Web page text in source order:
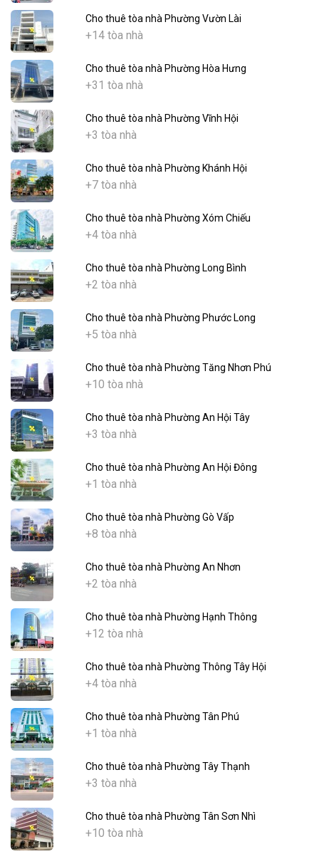
Cho thuê tòa nhà Phường Vườn Lài
+14 tòa nhà
Cho thuê tòa nhà Phường Hòa Hưng
+31 tòa nhà
Cho thuê tòa nhà Phường Vĩnh Hội
+3 tòa nhà
Cho thuê tòa nhà Phường Khánh Hội
+7 tòa nhà
Cho thuê tòa nhà Phường Xóm Chiếu
+4 tòa nhà
Cho thuê tòa nhà Phường Long Bình
+2 tòa nhà
Cho thuê tòa nhà Phường Phước Long
+5 tòa nhà
Cho thuê tòa nhà Phường Tăng Nhơn Phú
+10 tòa nhà
Cho thuê tòa nhà Phường An Hội Tây
+3 tòa nhà
Cho thuê tòa nhà Phường An Hội Đông
+1 tòa nhà
Cho thuê tòa nhà Phường Gò Vấp
+8 tòa nhà
Cho thuê tòa nhà Phường An Nhơn
+2 tòa nhà
Cho thuê tòa nhà Phường Hạnh Thông
+12 tòa nhà
Cho thuê tòa nhà Phường Thông Tây Hội
+4 tòa nhà
Cho thuê tòa nhà Phường Tân Phú
+1 tòa nhà
Cho thuê tòa nhà Phường Tây Thạnh
+3 tòa nhà
Cho thuê tòa nhà Phường Tân Sơn Nhì
+10 tòa nhà